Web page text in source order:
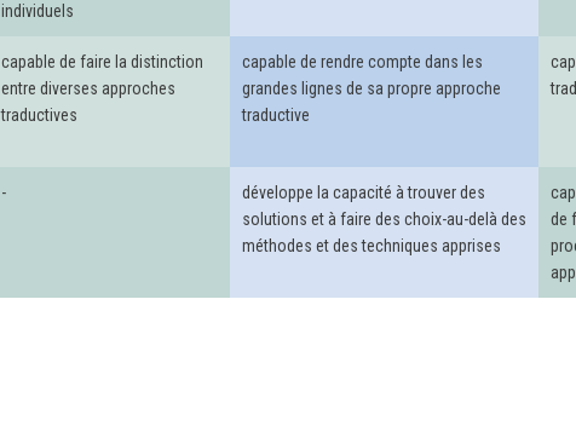
individuels
capable de faire la distinction
entre diverses approches
traductives
capable de rendre compte dans les
grandes lignes de sa propre approche
traductive
-
développe la capacité à trouver des
solutions et à faire des choix-au-delà des
méthodes et des techniques apprises
de